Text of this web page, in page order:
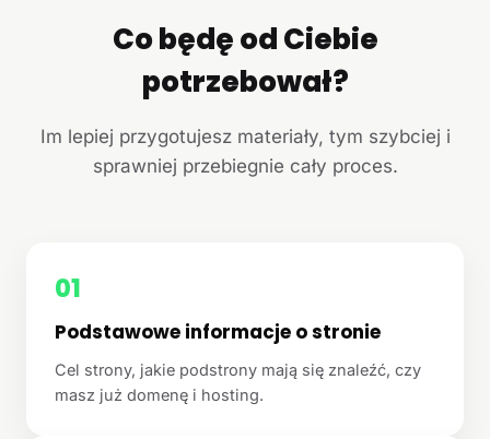
Co będę od Ciebie
potrzebował?
Im lepiej przygotujesz materiały, tym szybciej i
sprawniej przebiegnie cały proces.
01
Podstawowe informacje o stronie
Cel strony, jakie podstrony mają się znaleźć, czy
masz już domenę i hosting.